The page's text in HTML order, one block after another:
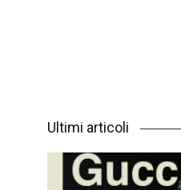
Ultimi articoli